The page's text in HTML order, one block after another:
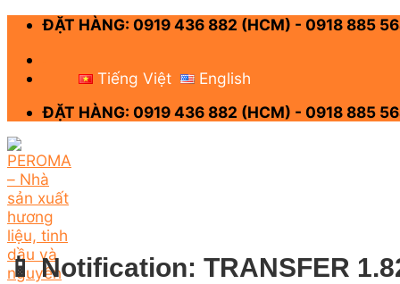
Skip
content
ĐẶT HÀNG: 0919 436 882 (HCM) - 0918 885
Tiếng Việt
English
ĐẶT HÀNG: 0919 436 882 (HCM) - 0918 885
📱 Notification: TRANSFER